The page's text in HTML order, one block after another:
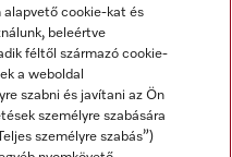
alapvető cookie-kat és
beleértve
féltől származó cookie-
a weboldal
szabni és javítani az Ön
személyre szabására
személyre szabás”)